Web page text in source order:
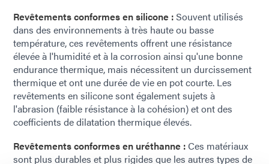
Revêtements conformes en silicone :Souvent utilisés
dans des environnements à très haute ou basse
température, ces revêtements offrent une résistance
élevée à l'humidité et à la corrosion ainsi qu'une bonne
endurance thermique, mais nécessitent un durcissement
thermique et ont une durée de vie en pot courte. Les
revêtements en silicone sont également sujets à
l'abrasion (faible résistance à la cohésion) et ont des
coefficients de dilatation thermique élevés.
Revêtements conformes en uréthanne :Ces matériaux
sont plus durables et plus rigides que les autres types de